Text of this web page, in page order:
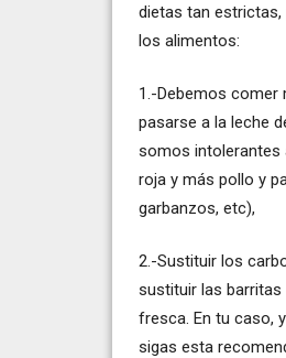
dietas tan
los alimentos:
1.-Debemos comer
pasarse a la leche
somos intolerantes
roja y más pollo y
garbanzos, etc),
2.-Sustituir los
sustituir las
fresca. En tu caso,
sigas esta